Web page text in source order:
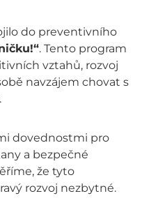
do preventivního
. Tento program
vztahů, rozvoj
navzájem chovat s
.
dovednostmi pro
a bezpečné
že tyto
rozvoj nezbytné.